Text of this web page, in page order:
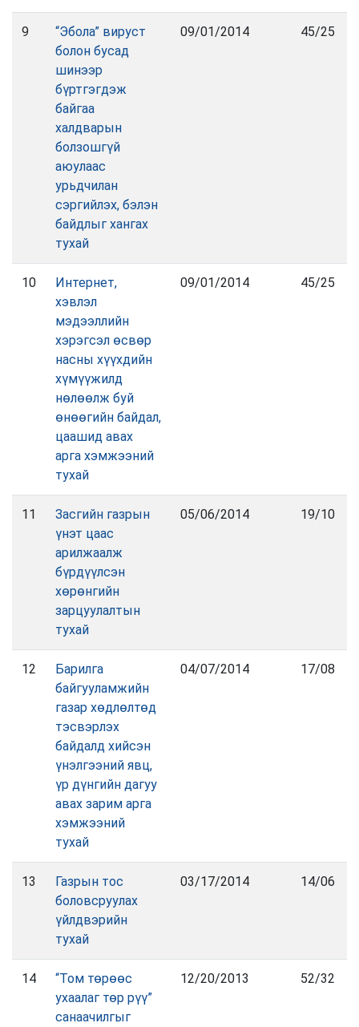
9
“Эбола” вируст
болон бусад
шинээр
бүртгэгдэж
байгаа
халдварын
болзошгүй
аюулаас
урьдчилан
сэргийлэх, бэлэн
байдлыг хангах
тухай
09/01/2014 45/25
10
Интернет,
хэвлэл
мэдээллийн
хэрэгсэл өсвөр
насны хүүхдийн
хүмүүжилд
нөлөөлж буй
өнөөгийн байдал,
цаашид авах
арга хэмжээний
тухай
09/01/2014 45/25
11
Засгийн газрын
үнэт цаас
арилжаалж
бүрдүүлсэн
хөрөнгийн
зарцуулалтын
тухай
05/06/2014 19/10
12
Барилга
байгууламжийн
газар хөдлөлтөд
тэсвэрлэх
байдалд хийсэн
үнэлгээний явц,
үр дүнгийн дагуу
авах зарим арга
хэмжээний
тухай
04/07/2014 17/08
13
Газрын тос
боловсруулах
үйлдвэрийн
тухай
03/17/2014 14/06
14
“Том төрөөс
ухаалаг төр рүү”
санаачилгыг
12/20/2013 52/32